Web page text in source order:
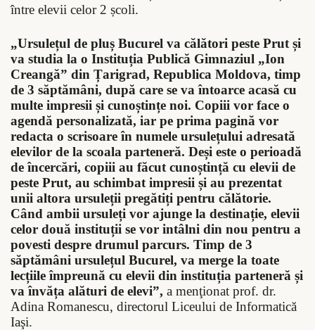
între elevii celor 2 școli.
„Ursulețul de pluș Bucurel va călători peste Prut și
va studia la o Instituția Publică Gimnaziul „Ion
Creangă” din Țarigrad, Republica Moldova, timp
de 3 săptămâni, după care se va întoarce acasă cu
multe impresii și cunoștințe noi. Copiii vor face o
agendă personalizată, iar pe prima pagină vor
redacta o scrisoare în numele ursulețului adresată
elevilor de la scoala parteneră. Deși este o perioadă
de încercări, copiii au făcut cunoștință cu elevii de
peste Prut, au schimbat impresii și au prezentat
unii altora ursuleții pregătiți pentru călătorie.
Când ambii ursuleți vor ajunge la destinație, elevii
celor două instituții se vor intâlni din nou pentru a
povesti despre drumul parcurs. Timp de 3
săptămâni ursulețul Bucurel, va merge la toate
lecțiile împreună cu elevii din instituția parteneră și
va învăța alături de elevi”, a menţionat prof. dr.
Adina Romanescu, directorul Liceului de Informatică
Iaşi.